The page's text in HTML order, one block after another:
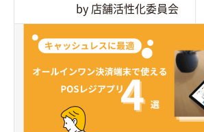
by 店舗活性化委員会